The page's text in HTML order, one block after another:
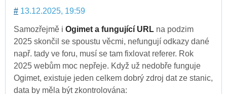
# 13.12.2025, 19:59
Samozřejmě i Ogimet a fungující URL na podzim
2025 skončil se spoustu věcmi, nefungují odkazy dané
např. tady ve foru, musí se tam fixlovat referer. Rok
2025 webům moc nepřeje. Když už nedobře funguje
Ogimet, existuje jeden celkem dobrý zdroj dat ze stanic,
data by měla být zkontrolována: